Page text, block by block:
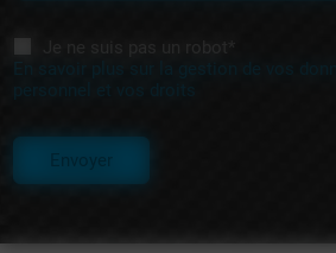
Je ne suis pas un robot*
Envoyer